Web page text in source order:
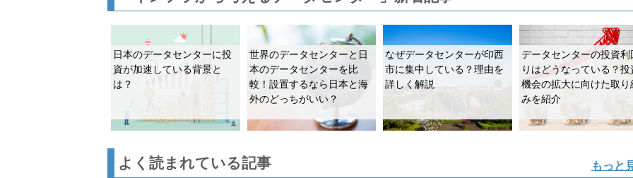
日本のデータセンターに投
資が加速している背景と
は？
世界のデータセンターと日
本のデータセンターを比
較！設置するなら日本と海
外のどっちがいい？
なぜデータセンターが印西
市に集中している？理由を
詳しく解説
データセンターの投資利
りはどうなっている？投
機会の拡大に向けた取り
みを紹介
よく読まれている記事 もっと